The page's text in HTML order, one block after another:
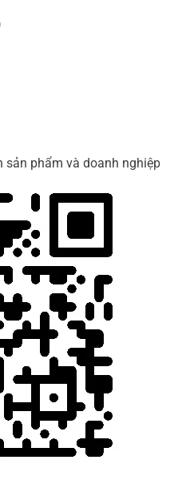
sản phẩm và doanh nghiệp